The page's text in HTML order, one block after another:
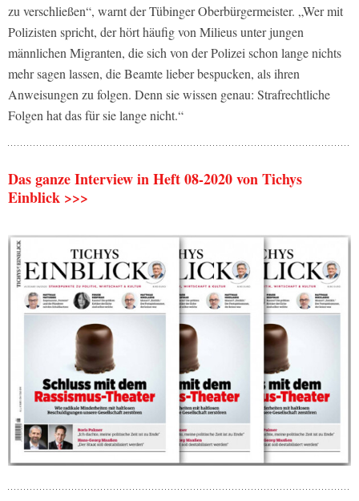
zu verschließen“, warnt der Tübinger Oberbürgermeister. „Wer mit
Polizisten spricht, der hört häufig von Milieus unter jungen
männlichen Migranten, die sich von der Polizei schon lange nichts
mehr sagen lassen, die Beamte lieber bespucken, als ihren
Anweisungen zu folgen. Denn sie wissen genau: Strafrechtliche
Folgen hat das für sie lange nicht.“
Das ganze Interview in Heft 08-2020 von Tichys
Einblick >>>